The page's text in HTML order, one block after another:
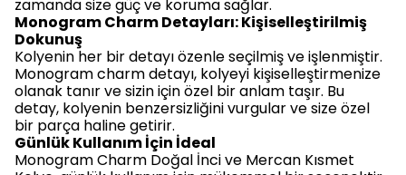
zamanda size güç ve koruma sağlar.
Monogram Charm Detayları: Kişiselleştirilmiş
Dokunuş
Kolyenin her bir detayı özenle seçilmiş ve işlenmiştir.
Monogram charm detayı, kolyeyi kişiselleştirmenize
olanak tanır ve sizin için özel bir anlam taşır. Bu
detay, kolyenin benzersizliğini vurgular ve size özel
bir parça haline getirir.
Günlük Kullanım İçin İdeal
Monogram Charm Doğal İnci ve Mercan Kısmet